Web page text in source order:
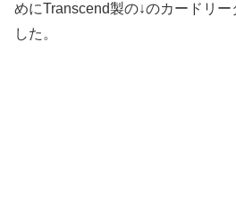
めにTranscend製の↓のカードリ
した。